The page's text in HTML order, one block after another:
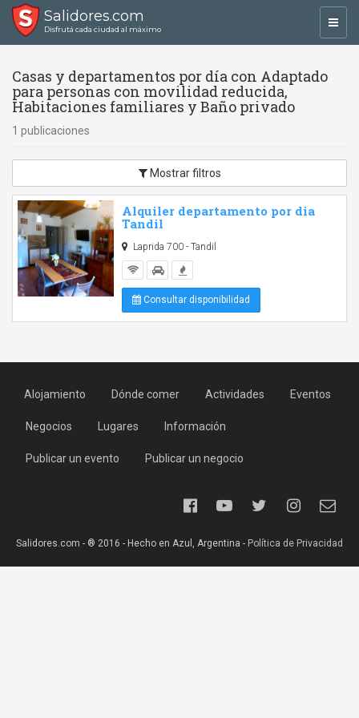
Salidores.com
Disfrutá cada ciudad al máximo
Casas y departamentos por día con Adaptado
para personas con movilidad reducida,
Habitaciones familiares y Baño privado
1 publicaciones
Mostrar filtros
Alquiler departamento por dia
Tandil
Laprida 700 - Tandil
Consultar disponibilidad
Alojamiento Dónde comer Actividades Eventos
Negocios Lugares Información
Publicar un evento Publicar un negocio
Salidores.com - ® 2016 - Hecho en Azul, Argentina - Política de Privacidad